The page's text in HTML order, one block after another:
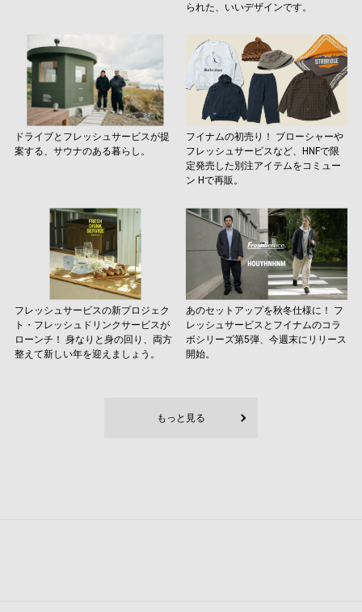
られた、いいデザインです。
ドライブとフレッシュサービスが提
案する、サウナのある暮らし。
フイナムの初売り！ ブローシャーや
フレッシュサービスなど、HNFで限
定発売した別注アイテムをコミュー
ン Hで再販。
フレッシュサービスの新プロジェク
ト・フレッシュドリンクサービスが
ローンチ！ 身なりと身の回り、両方
整えて新しい年を迎えましょう。
あのセットアップを秋冬仕様に！ フ
レッシュサービスとフイナムのコラ
ボシリーズ第5弾、今週末にリリース
開始。
もっと見る